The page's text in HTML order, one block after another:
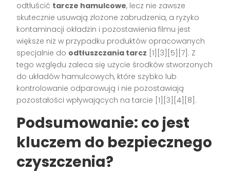
odtłuścić tarcze hamulcowe, lecz nie zawsze
skutecznie usuwają złożone zabrudzenia, a ryzyko
kontaminacji okładzin i pozostawienia filmu jest
większe niż w przypadku produktów opracowanych
specjalnie do odtłuszczania tarcz [1][3][5][7]. Z
tego względu zaleca się użycie środków stworzonych
do układów hamulcowych, które szybko lub
kontrolowanie odparowują i nie pozostawiają
pozostałości wpływających na tarcie [1][3][4][8].
Podsumowanie: co jest
kluczem do bezpiecznego
czyszczenia?